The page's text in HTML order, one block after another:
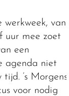
van
uur mee zoet
een
agenda niet
’s Morgens
voor nodig